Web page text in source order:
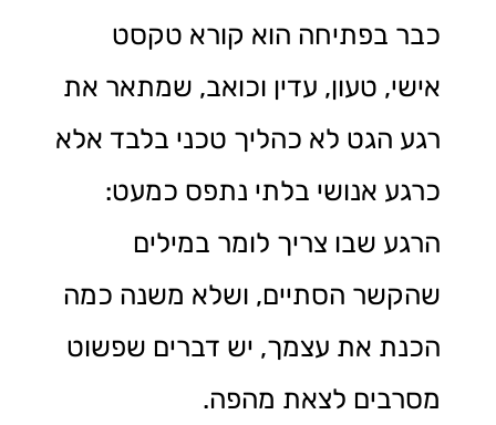
כבר בפתיחה הוא קורא טקסט
אישי, טעון, עדין וכואב, שמתאר את
רגע הגט לא כהליך טכני בלבד אלא
כרגע אנושי בלתי נתפס כמעט:
הרגע שבו צריך לומר במילים
שהקשר הסתיים, ושלא משנה כמה
הכנת את עצמך, יש דברים שפשוט
מסרבים לצאת מהפה.